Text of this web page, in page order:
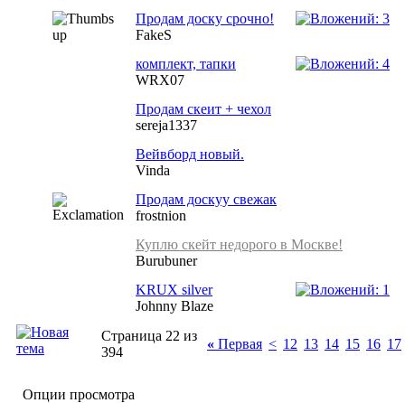
Продам доску срочно!
FakeS
комплект, тапки
WRX07
Продам скеит + чехол
sereja1337
Вейвборд новый.
Vinda
Продам доскуу свежак
frostnion
Куплю скейт недорого в Москве!
Burubuner
KRUX silver
Johnny Blaze
Страница 22 из
394
« Первая < 12 13 14 15 16 17
Опции просмотра